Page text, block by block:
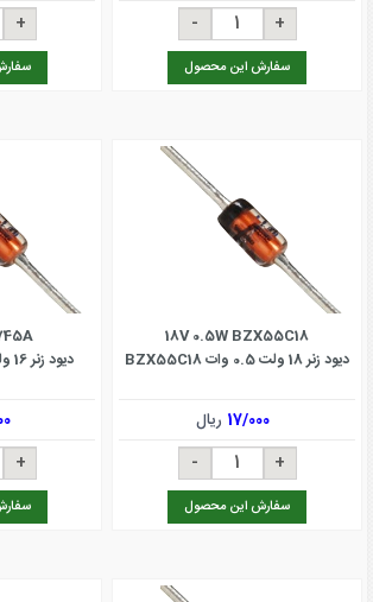
سفارش این محصول
18V 0.5W BZX55C18
دیود زنر 18 ولت 0.5 وات BZX55C18
17/000 ریال
سفارش این محصول
دیود زنر 16 ولت 1 وات 1N4745A